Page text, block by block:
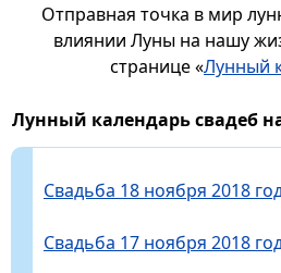
Отправная точка в мир
влиянии Луны на нашу
странице «Лунный
Лунный календарь свадеб
Свадьба 18 ноября 2018
Свадьба 17 ноября 2018